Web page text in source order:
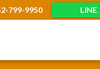
LINE
799-9950